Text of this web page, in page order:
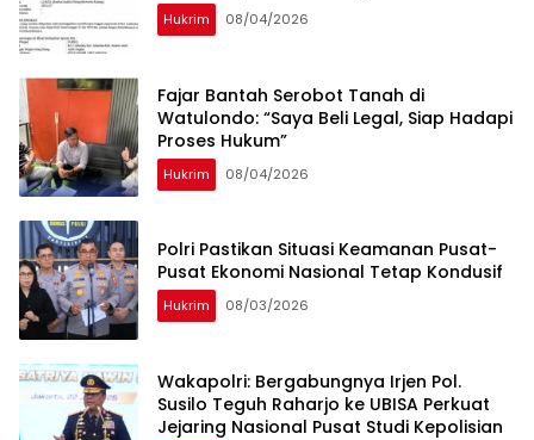
Hukrim 08/04/2026
‎Fajar Bantah Serobot Tanah di
Watulondo: “Saya Beli Legal, Siap Hadapi
Proses Hukum”
Hukrim 08/04/2026
Polri Pastikan Situasi Keamanan Pusat-
Pusat Ekonomi Nasional Tetap Kondusif
Hukrim 08/03/2026
Wakapolri: Bergabungnya Irjen Pol.
Susilo Teguh Raharjo ke UBISA Perkuat
Jejaring Nasional Pusat Studi Kepolisian